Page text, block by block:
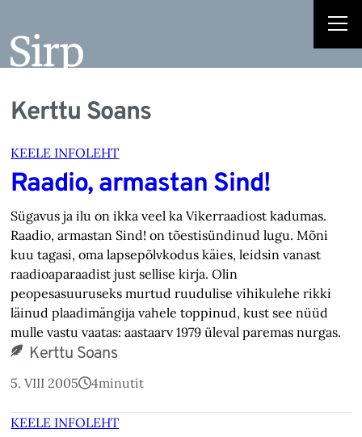
Kerttu Soans
KEELE INFOLEHT
Raadio, armastan Sind!
Sügavus ja ilu on ikka veel ka Vikerraadiost kadumas.
Raadio, armastan Sind! on tõestisündinud lugu. Mõni
kuu tagasi, oma lapsepõlvkodus käies, leidsin vanast
raadioaparaadist just sellise kirja. Olin
peopesasuuruseks murtud ruudulise vihikulehe rikki
läinud plaadimängija vahele toppinud, kust see nüüd
mulle vastu vaatas: aastaarv 1979 üleval paremas nurgas.
Kerttu Soans
5. VIII 2005 4minutit
KEELE INFOLEHT